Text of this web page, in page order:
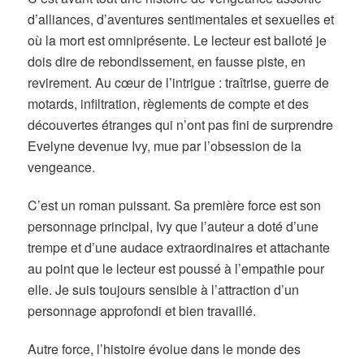
d’alliances, d’aventures sentimentales et sexuelles et
où la mort est omniprésente. Le lecteur est balloté je
dois dire de rebondissement, en fausse piste, en
revirement. Au cœur de l’intrigue : traîtrise, guerre de
motards, infiltration, règlements de compte et des
découvertes étranges qui n’ont pas fini de surprendre
Evelyne devenue Ivy, mue par l’obsession de la
vengeance.
C’est un roman puissant. Sa première force est son
personnage principal, Ivy que l’auteur a doté d’une
trempe et d’une audace extraordinaires et attachante
au point que le lecteur est poussé à l’empathie pour
elle. Je suis toujours sensible à l’attraction d’un
personnage approfondi et bien travaillé.
Autre force, l’histoire évolue dans le monde des